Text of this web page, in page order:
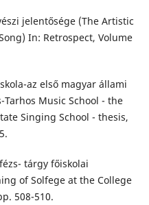
jelentősége (The Artistic
In: Retrospect, Volume
az első magyar állami
Music School - the
Singing School - thesis,
tárgy főiskolai
of Solfege at the College
508-510.